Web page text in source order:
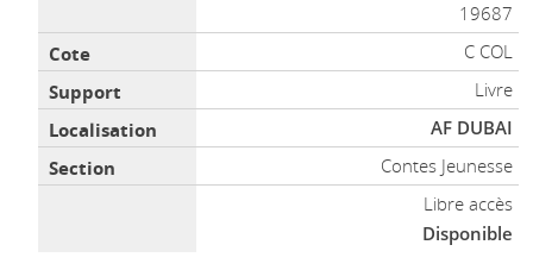
19687
C COL
Livre
AF DUBAI
Contes Jeunesse
Libre accès
Disponible